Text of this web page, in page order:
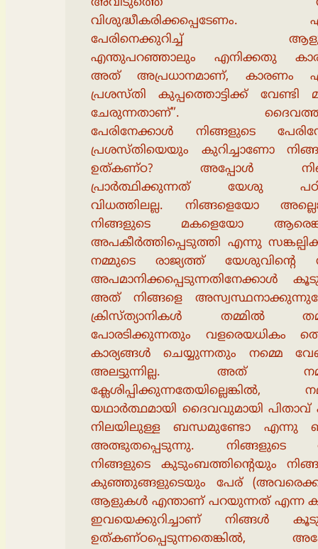
വിശുദ്ധീകരിക്കപ്പെടേണം.
പേരിനെക്കുറിച്ച്
എന്തുപറഞ്ഞാലും എനിക്കതു
അത് അപ്രധാനമാണ്, കാരണം
പ്രശസ്തി കുപ്പത്തൊട്ടിക്ക് വേണ്ടി
ചേരുന്നതാണ്”.
പേരിനേക്കാൾ നിങ്ങളുടെ
പ്രശസ്തിയെയും കുറിച്ചാണോ
ഉത്കണ്ഠ? അപ്പോൾ
പ്രാർത്ഥിക്കുന്നത് യേശു
വിധത്തിലല്ല. നിങ്ങളെയോ
നിങ്ങളുടെ മകളെയോ
അപകീർത്തിപ്പെടുത്തി എന്നു
നമ്മുടെ രാജ്യത്ത് യേശുവിൻ്റെ
അപമാനിക്കപ്പെടുന്നതിനേക്കാൾ
അത് നിങ്ങളെ
ക്രിസ്ത്യാനികൾ തമ്മിൽ
പോരടിക്കുന്നതും വളരെയധികം
കാര്യങ്ങൾ ചെയ്യുന്നതും നമ്മെ
അലട്ടുന്നില്ല. അത്
ക്ലേശിപ്പിക്കുന്നതേയില്ലെങ്കിൽ,
യഥാർത്ഥമായി ദൈവവുമായി പിതാവ്
നിലയിലുള്ള ബന്ധമുണ്ടോ എന്നു
അത്ഭുതപ്പെടുന്നു. നിങ്ങളുടെ
നിങ്ങളുടെ കുടുംബത്തിന്റെയും
കുഞ്ഞുങ്ങളുടെയും പേര്
ആളുകൾ എന്താണ് പറയുന്നത് എന്ന
ഇവയെക്കുറിച്ചാണ് നിങ്ങൾ
ഉത്കണ്ഠപ്പെടുന്നതെങ്കിൽ,